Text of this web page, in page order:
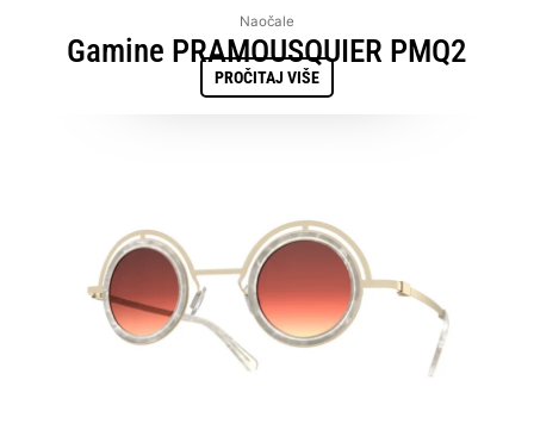
Naočale
Gamine PRAMOUSQUIER PMQ2
PROČITAJ VIŠE